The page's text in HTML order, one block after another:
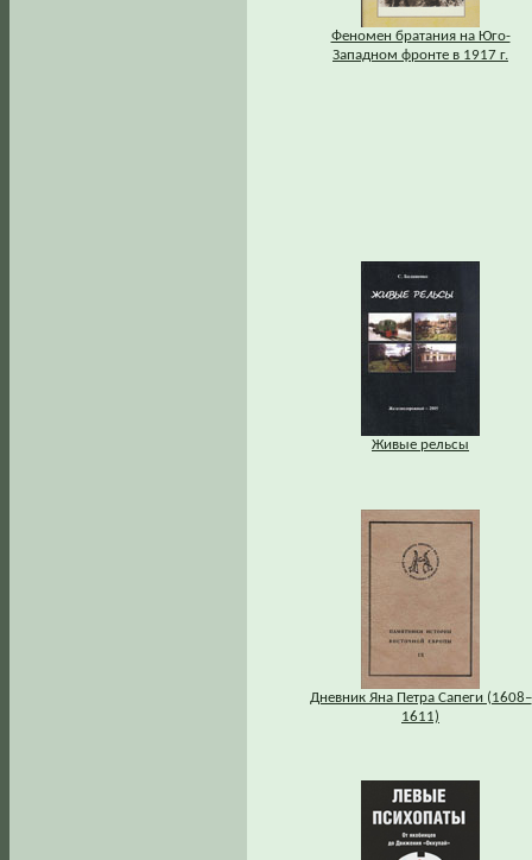
Феномен братания на Юго-
Западном фронте в 1917 г.
Живые рельсы
Дневник Яна Петра Сапеги (1608–
1611)